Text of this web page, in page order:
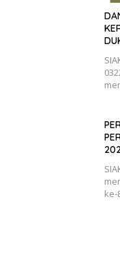
ke-